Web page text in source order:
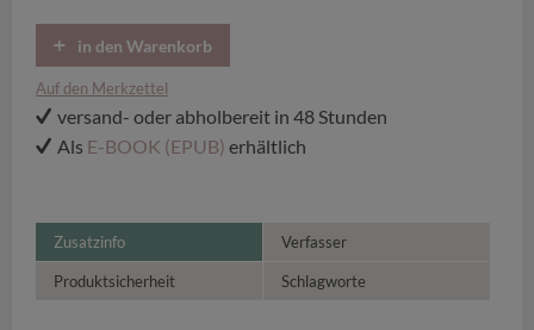
in den Warenkorb
Auf den Merkzettel
versand- oder abholbereit in 48 Stunden
Als E-BOOK (EPUB) erhältlich
Zusatzinfo Verfasser
Produktsicherheit Schlagworte